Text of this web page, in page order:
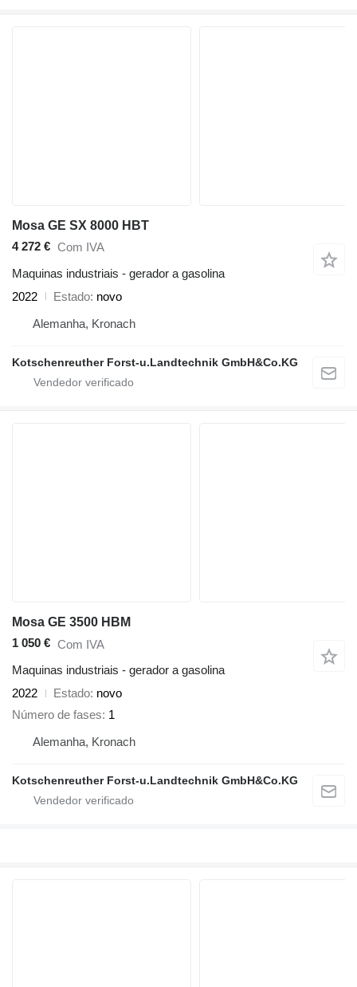
Mosa GE SX 8000 HBT
4 272 € Com IVA
Maquinas industriais - gerador a gasolina
2022
Estado novo
Alemanha, Kronach
Kotschenreuther Forst-u.Landtechnik GmbH&Co.KG
Mosa GE 3500 HBM
1 050 € Com IVA
Maquinas industriais - gerador a gasolina
2022
Estado novo
Número de fases 1
Alemanha, Kronach
Kotschenreuther Forst-u.Landtechnik GmbH&Co.KG